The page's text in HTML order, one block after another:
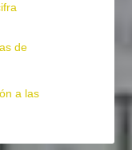
de
a las